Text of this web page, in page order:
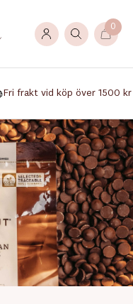
0
Fri frakt vid köp över 1500 kr